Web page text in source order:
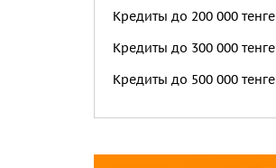
Кредиты до 200 000 тенге
Кредиты до 300 000 тенге
Кредиты до 500 000 тенге